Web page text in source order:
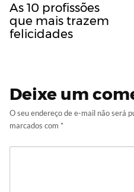
As 10 profissões
que mais trazem
felicidades
Deixe um
O seu endereço de e-mail não será
marcados com *